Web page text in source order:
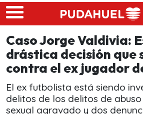
Skip to main content
Caso Jorge Valdivia:
drástica decisión que
contra el ex jugador
El ex futbolista está siendo
delitos de los delitos de abuso
sexual agravado y dos